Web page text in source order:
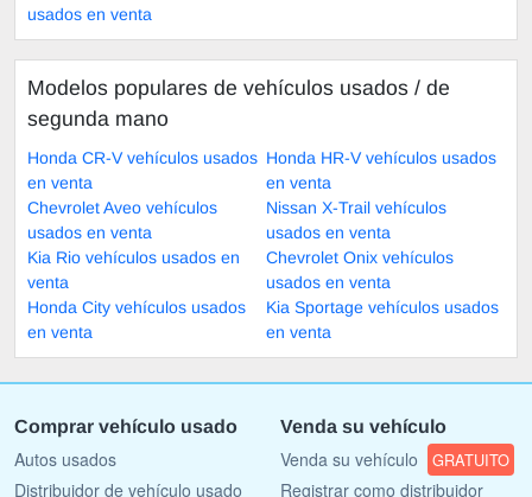
usados en venta
Modelos populares de vehículos usados ​​/ de
segunda mano
Honda CR-V vehículos usados
en venta
Honda HR-V vehículos usados
en venta
Chevrolet Aveo vehículos
usados en venta
Nissan X-Trail vehículos
usados en venta
Kia Rio vehículos usados en
venta
Chevrolet Onix vehículos
usados en venta
Honda City vehículos usados
en venta
Kia Sportage vehículos usados
en venta
Comprar vehículo usado
Autos usados
Distribuidor de vehículo usado
Venda su vehículo
Venda su vehículo GRATUITO
Registrar como distribuidor